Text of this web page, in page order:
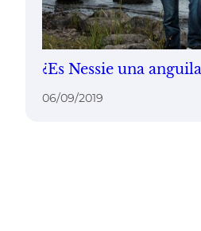
¿Es Nessie una
06/09/2019